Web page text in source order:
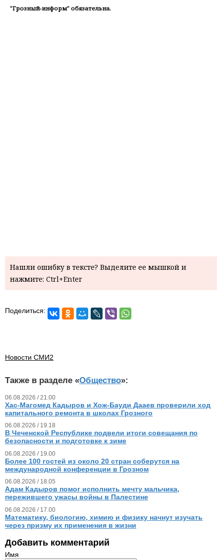
"Грозный-информ" обязательна.
Нашли ошибку в тексте? Выделите ее мышкой и
нажмите: Ctrl+Enter
Поделиться:
Новости СМИ2
Также в разделе «Общество»:
06.08.2026 / 21.00
Хас-Магомед Кадыров и Хож-Бауди Дааев проверили ход
капитального ремонта в школах Грозного
06.08.2026 / 19.18
В Чеченской Республике подвели итоги совещания по
безопасности и подготовке к зиме
06.08.2026 / 19.00
Более 100 гостей из около 20 стран соберутся на
международной конференции в Грозном
06.08.2026 / 18.05
Адам Кадыров помог исполнить мечту мальчика,
пережившего ужасы войны в Палестине
06.08.2026 / 17.00
Математику, биологию, химию и физику начнут изучать
через призму их применения в жизни
Добавить комментарий
Имя